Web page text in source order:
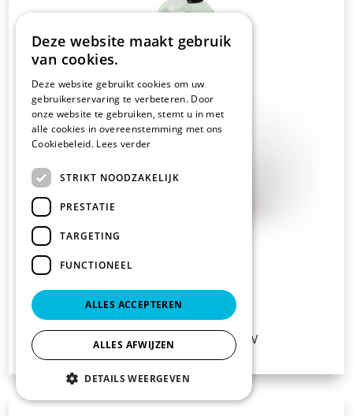
vanaf € 73.03 excl. BTW
Deze website maakt gebruik
van cookies.
Deze website gebruikt cookies om uw
gebruikerservaring te verbeteren. Door
onze website te gebruiken, stemt u in met
alle cookies in overeenstemming met ons
Cookiebeleid. Lees verder
STRIKT NOODZAKELIJK
PRESTATIE
TARGETING
FUNCTIONEEL
ALLES ACCEPTEREN
ALLES AFWIJZEN
DETAILS WEERGEVEN